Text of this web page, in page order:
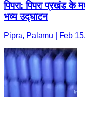
पिपरा: पिपरा प्रखंड के
भव्य उद्घाटन
Pipra, Palamu | Feb